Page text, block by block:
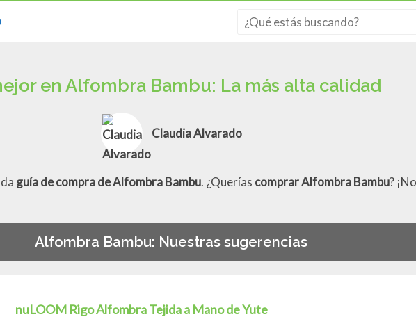
en Alfombra Bambu: La más alta calidad
Claudia Alvarado
guía de compra de Alfombra Bambu. ¿Querías comprar Alfombra Bambu?
Alfombra Bambu: Nuestras sugerencias
nuLOOM Rigo Alfombra Tejida a Mano de Yute